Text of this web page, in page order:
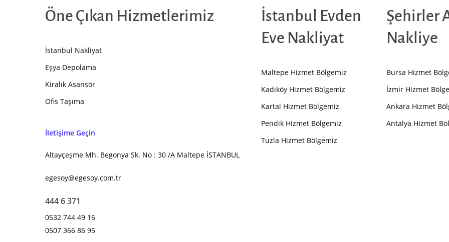
Öne Çıkan Hizmetlerimiz
İstanbul Nakliyat
Eşya Depolama
Kiralık Asansör
Ofis Taşıma
İletişime Geçin
Altayçeşme Mh. Begonya Sk. No : 30 /A Maltepe İSTANBUL
egesoy@egesoy.com.tr
444 6 371
0532 744 49 16
0507 366 86 95
İstanbul Evden
Eve Nakliyat
Maltepe Hizmet Bölgemiz
Kadıköy Hizmet Bölgemiz
Kartal Hizmet Bölgemiz
Pendik Hizmet Bölgemiz
Tuzla Hizmet Bölgemiz
Şehirler
Nakliye
Bursa Hizmet
İzmir Hizmet
Ankara Hizmet
Antalya Hizmet